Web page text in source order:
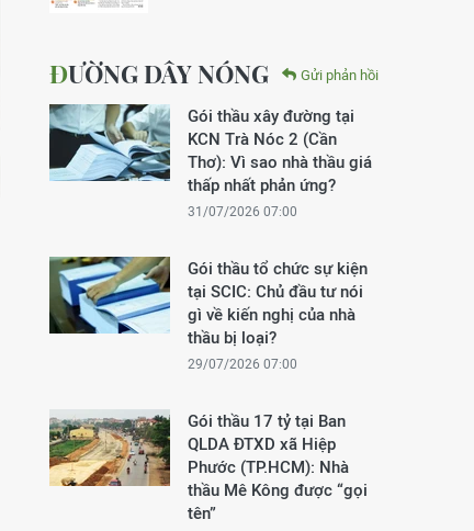
ĐƯỜNG DÂY NÓNG Gửi phản hồi
Gói thầu xây đường tại
KCN Trà Nóc 2 (Cần
Thơ): Vì sao nhà thầu giá
thấp nhất phản ứng?
31/07/2026 07:00
Gói thầu tổ chức sự kiện
tại SCIC: Chủ đầu tư nói
gì về kiến nghị của nhà
thầu bị loại?
29/07/2026 07:00
Gói thầu 17 tỷ tại Ban
QLDA ĐTXD xã Hiệp
Phước (TP.HCM): Nhà
thầu Mê Kông được “gọi
tên”